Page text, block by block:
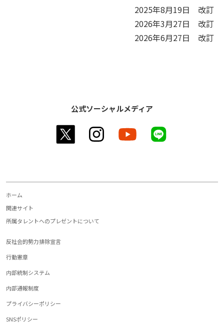
2025年8月19日 改訂
2026年3月27日 改訂
2026年6月27日 改訂
公式ソーシャルメディア
twitter instagram youtube
ホーム
関連サイト
所属タレントへのプレゼントについて
反社会的勢力排除宣言
行動憲章
内部統制システム
内部通報制度
プライバシーポリシー
SNSポリシー